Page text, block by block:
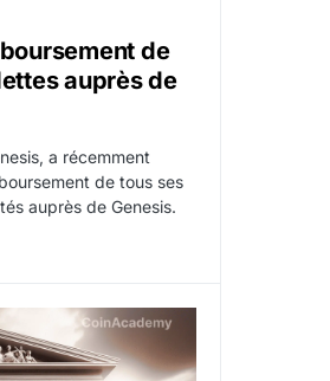
de
auprès de
a récemment
de tous ses
auprès de Genesis.
millions
dans une affaire à 1.6 milliard de